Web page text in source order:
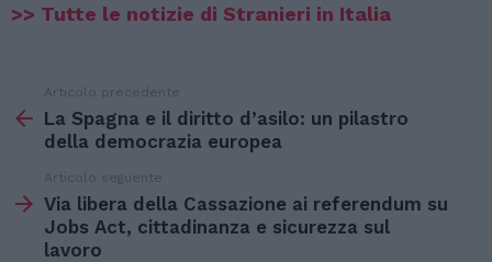
>> Tutte le notizie di Stranieri in Italia
di
Articolo precedente
La Spagna e il diritto d’asilo: un pilastro
della democrazia europea
Articolo seguente
Via libera della Cassazione ai referendum su
Jobs Act, cittadinanza e sicurezza sul
lavoro